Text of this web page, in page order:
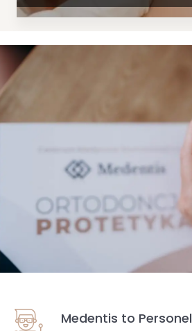
Medentis to Personel